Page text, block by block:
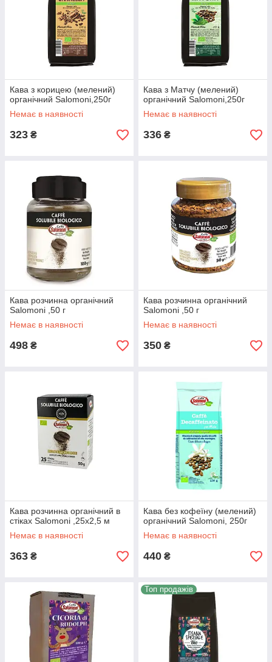
Кава з корицею (мелений)
органічний Salomoni,250г
Немає в наявності
323 ₴
Кава з Матчу (мелений)
органічний Salomoni,250г
Немає в наявності
336 ₴
Кава розчинна органічний
Salomoni ,50 г
Немає в наявності
498 ₴
Кава розчинна органічний
Salomoni ,50 г
Немає в наявності
350 ₴
Кава розчинна органічний в
стіках Salomoni ,25х2,5 м
Немає в наявності
363 ₴
Кава без кофеїну (мелений)
органічний Salomoni, 250г
Немає в наявності
440 ₴
Топ продажів